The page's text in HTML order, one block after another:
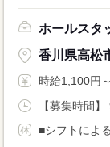
ホールスタ
香川県高松
時給1,100円～
【募集時間
■シフトによ